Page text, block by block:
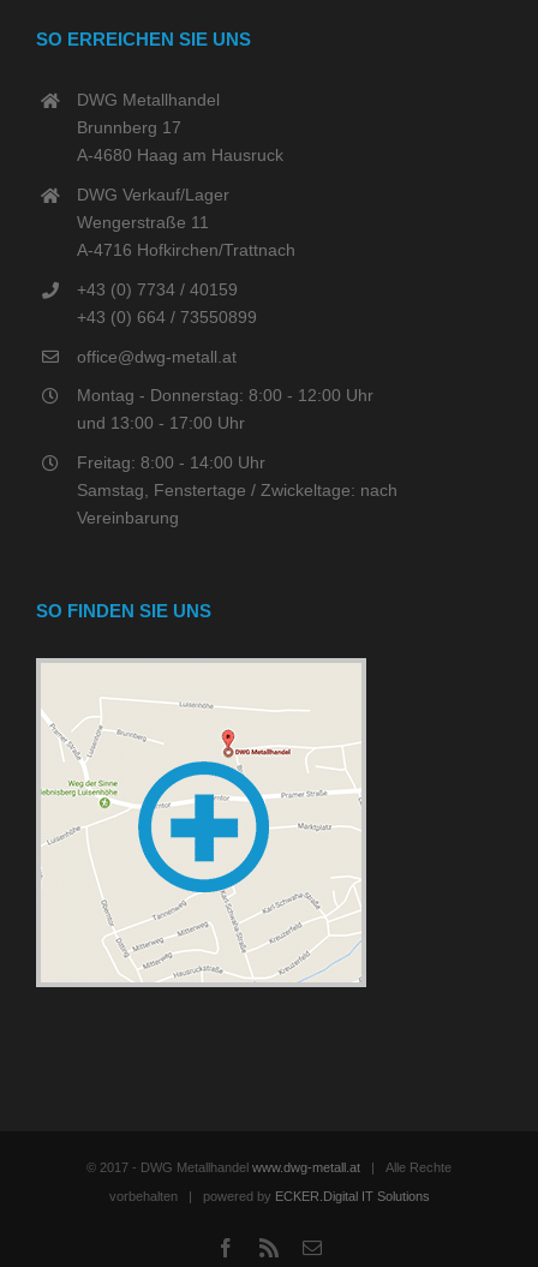
SO ERREICHEN SIE UNS
DWG Metallhandel
Brunnberg 17
A-4680 Haag am Hausruck
DWG Verkauf/Lager
Wengerstraße 11
A-4716 Hofkirchen/Trattnach
+43 (0) 7734 / 40159
+43 (0) 664 / 73550899
office@dwg-metall.at
Montag - Donnerstag: 8:00 - 12:00 Uhr
und 13:00 - 17:00 Uhr
Freitag: 8:00 - 14:00 Uhr
Samstag, Fenstertage / Zwickeltage: nach
Vereinbarung
SO FINDEN SIE UNS
© 2017 - DWG Metallhandel www.dwg-metall.at | Alle Rechte
vorbehalten | powered by ECKER.Digital IT Solutions
Facebook
Rss Email